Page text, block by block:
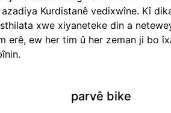
Kurdistanê vedixwîne. Kî
xwe xiyaneteke din a
erê, ew her tim û her zeman ji bo
parvê bike